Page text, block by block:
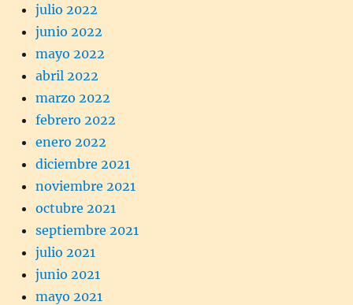
julio 2022
junio 2022
mayo 2022
abril 2022
marzo 2022
febrero 2022
enero 2022
diciembre 2021
noviembre 2021
octubre 2021
septiembre 2021
julio 2021
junio 2021
mayo 2021